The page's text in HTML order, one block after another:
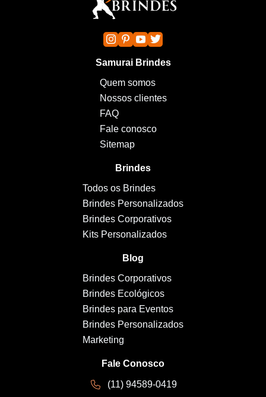
Samurai Brindes
Quem somos
Nossos clientes
FAQ
Fale conosco
Sitemap
Brindes
Todos os Brindes
Brindes Personalizados
Brindes Corporativos
Kits Personalizados
Blog
Brindes Corporativos
Brindes Ecológicos
Brindes para Eventos
Brindes Personalizados
Marketing
Fale Conosco
(11) 94589-0419